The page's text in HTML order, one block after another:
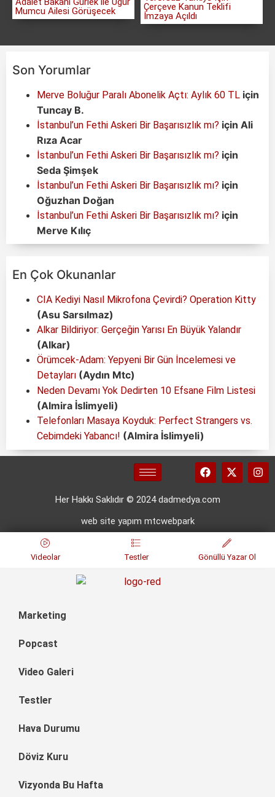
Mumcu Ailesi Görüşecek
Çerçeve Kanun Teklifi
İmzaya Açıldı
Son Yorumlar
Merve Boluğur Paralı Abonelik Açtı: Aylık 60 TL için
Tuncay B.
İstanbul’un Fethi Askeri Bir Başarısızlık mı? için Ali
Rıza Acar
İstanbul’un Fethi Askeri Bir Başarısızlık mı? için
Seda Şimşek
İstanbul’un Fethi Askeri Bir Başarısızlık mı? için
Oğuzhan Doğan
İstanbul’un Fethi Askeri Bir Başarısızlık mı? için
Merve Kılıç
En Çok Okunanlar
CIA Kediyi Nasıl Mikrofona Çevirdi? Operation Kitty
(Asu Sarsılmaz)
Alkar Bildiriyor: Gerçeğin Yarısı En Büyük Yalandır
(Alkar)
Örümcek-Adam: Yepyeni Bir Gün İncelemesi ve
Detayları (Aydın Mtc)
Neden Devamı Yok Dedirten 10 Efsane Film Listesi
(Almira İslimyeli)
Telefonları Masaya Koyduk: Perfect Strangers vs.
Cebimdeki Yabancı! (Almira İslimyeli)
Her Hakkı Saklıdır © 2024 dadmedya.com
web site yapım mtcwebpark
Videolar Testler Gönüllü Yazar Ol
Marketing
Popcast
Video Galeri
Testler
Hava Durumu
Döviz Kuru
Vizyonda Bu Hafta